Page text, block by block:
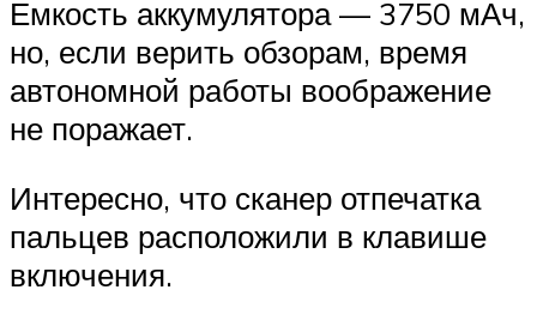
Емкость аккумулятора — 3750 мАч,
но, если верить обзорам, время
автономной работы воображение
не поражает.
Интересно, что сканер отпечатка
пальцев расположили в клавише
включения.